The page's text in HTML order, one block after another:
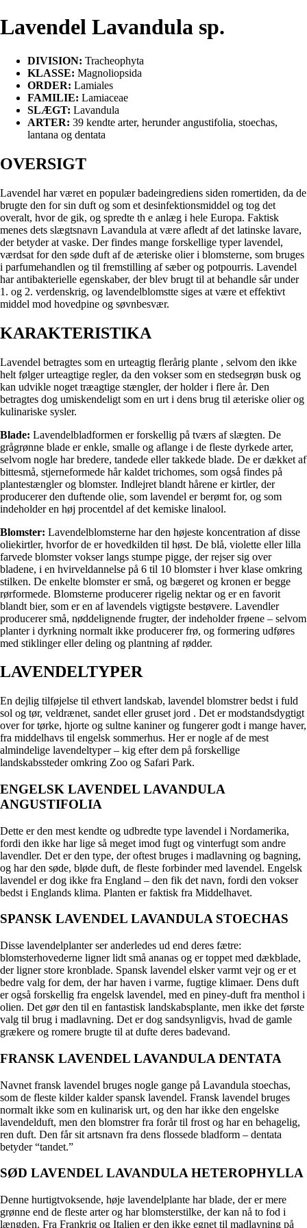
Lavendel Lavandula sp.
DIVISION: Tracheophyta
KLASSE: Magnoliopsida
ORDER: Lamiales
FAMILIE: Lamiaceae
SLÆGT: Lavandula
ARTER: 39 kendte arter, herunder angustifolia, stoechas,
lantana og dentata
OVERSIGT
Lavendel har været en populær badeingrediens siden romertiden, da de
brugte den for sin duft og som et desinfektionsmiddel og tog det
overalt, hvor de gik, og spredte th e anlæg i hele Europa. Faktisk
menes dets slægtsnavn Lavandula at være afledt af det latinske lavare,
der betyder at vaske. Der findes mange forskellige typer lavendel,
værdsat for den søde duft af de æteriske olier i blomsterne, som bruges
i parfumehandlen og til fremstilling af sæber og potpourris. Lavendel
har antibakterielle egenskaber, der blev brugt til at behandle sår under
1. og 2. verdenskrig, og lavendelblomstte siges at være et effektivt
middel mod hovedpine og søvnbesvær.
KARAKTERISTIKA
Lavendel betragtes som en urteagtig flerårig plante , selvom den ikke
helt følger urteagtige regler, da den vokser som en stedsegrøn busk og
kan udvikle noget træagtige stængler, der holder i flere år. Den
betragtes dog umiskendeligt som en urt i dens brug til æteriske olier og
kulinariske sysler.
Blade: Lavendelbladformen er forskellig på tværs af slægten. De
grågrønne blade er enkle, smalle og aflange i de fleste dyrkede arter,
selvom nogle har bredere, tandede eller takkede blade. De er dækket af
bittesmå, stjerneformede hår kaldet trichomes, som også findes på
plantestængler og blomster. Indlejret blandt hårene er kirtler, der
producerer den duftende olie, som lavendel er berømt for, og som
indeholder en høj procentdel af det kemiske linalool.
Blomster: Lavendelblomsterne har den højeste koncentration af disse
oliekirtler, hvorfor de er hovedkilden til høst. De blå, violette eller lilla
farvede blomster vokser langs stumpe pigge, der rejser sig over
bladene, i en hvirveldannelse på 6 til 10 blomster i hver klase omkring
stilken. De enkelte blomster er små, og bægeret og kronen er begge
rørformede. Blomsterne producerer rigelig nektar og er en favorit
blandt bier, som er en af lavendels vigtigste bestøvere. Lavendler
producerer små, nøddelignende frugter, der indeholder frøene – selvom
planter i dyrkning normalt ikke producerer frø, og formering udføres
med stiklinger eller deling og plantning af rødder.
LAVENDELTYPER
En dejlig tilføjelse til ethvert landskab, lavendel blomstrer bedst i fuld
sol og tør, veldrænet, sandet eller gruset jord . Det er modstandsdygtigt
over for tørke, hjorte og sultne kaniner og fungerer godt i mange haver,
fra middelhavs til engelsk sommerhus. Her er nogle af de mest
almindelige lavendeltyper – kig efter dem på forskellige
landskabssteder omkring Zoo og Safari Park.
ENGELSK LAVENDEL LAVANDULA
ANGUSTIFOLIA
Dette er den mest kendte og udbredte type lavendel i Nordamerika,
fordi den ikke har lige så meget imod fugt og vinterfugt som andre
lavendler. Det er den type, der oftest bruges i madlavning og bagning,
og har den søde, bløde duft, de fleste forbinder med lavendel. Engelsk
lavendel er dog ikke fra England – den fik det navn, fordi den vokser
bedst i Englands klima. Planten er faktisk fra Middelhavet.
SPANSK LAVENDEL LAVANDULA STOECHAS
Disse lavendelplanter ser anderledes ud end deres fætre:
blomsterhovederne ligner lidt små ananas og er toppet med dækblade,
der ligner store kronblade. Spansk lavendel elsker varmt vejr og er et
bedre valg for dem, der har haven i varme, fugtige klimaer. Dens duft
er også forskellig fra engelsk lavendel, med en piney-duft fra menthol i
olien. Det gør den til en fantastisk landskabsplante, men ikke det første
valg til brug i madlavning. Det er dog sandsynligvis, hvad de gamle
grækere og romere brugte til at dufte deres badevand.
FRANSK LAVENDEL LAVANDULA DENTATA
Navnet fransk lavendel bruges nogle gange på Lavandula stoechas,
som de fleste kilder kalder spansk lavendel. Fransk lavendel bruges
normalt ikke som en kulinarisk urt, og den har ikke den engelske
lavendelduft, men den blomstrer fra forår til frost og har en behagelig,
ren duft. Den får sit artsnavn fra dens flossede bladform – dentata
betyder “tandet.”
SØD LAVENDEL LAVANDULA HETEROPHYLLA
Denne hurtigtvoksende, høje lavendelplante har blade, der er mere
grønne end de fleste arter og har blomsterstilke, der kan nå to fod i
længden. Fra Frankrig og Italien er den ikke egnet til madlavning på